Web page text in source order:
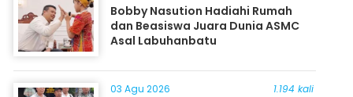
Bobby Nasution Hadiahi Rumah
dan Beasiswa Juara Dunia ASMC
Asal Labuhanbatu
03 Agu 2026 1.194 kali